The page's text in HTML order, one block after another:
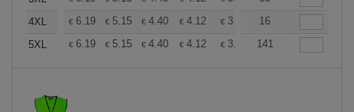
4XL
€ 6.19 € 5.15 € 4.40 € 4.12 € 3.92 €3.88
16
5XL
€ 6.19 € 5.15 € 4.40 € 4.12 € 3.92 €3.88
141